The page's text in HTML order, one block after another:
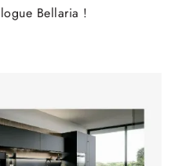
Bellaria !